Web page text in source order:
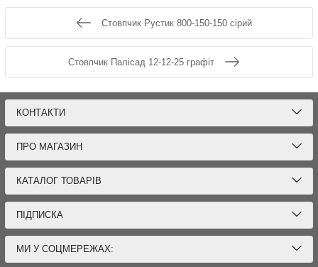
Стовпчик Рустик 800-150-150 сірий
Стовпчик Палісад 12-12-25 графіт
КОНТАКТИ
ПРО МАГАЗИН
КАТАЛОГ ТОВАРІВ
ПІДПИСКА
МИ У СОЦМЕРЕЖАХ: